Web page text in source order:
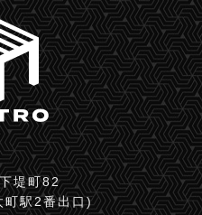
堤町82
町駅2番出口)